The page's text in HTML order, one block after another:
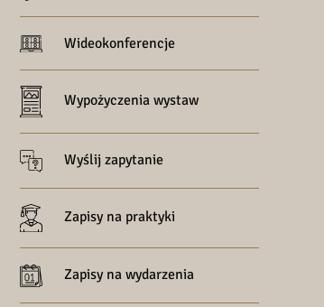
Wideokonferencje
Wypożyczenia wystaw
Wyślij zapytanie
Zapisy na praktyki
Zapisy na wydarzenia